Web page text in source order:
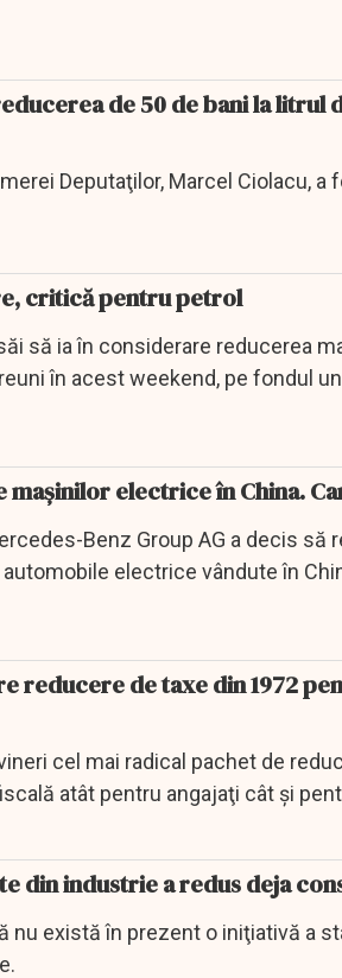
de 50 de bani la litrul
Deputaţilor, Marcel Ciolacu, a
critică pentru petrol
să ia în considerare reducerea
în acest weekend, pe fondul
electrice în China.
Benz Group AG a decis să
electrice vândute în
reducere de taxe din 1972
cel mai radical pachet de
atât pentru angajaţi cât şi
din industrie a redus deja
nu există în prezent o iniţiativă a